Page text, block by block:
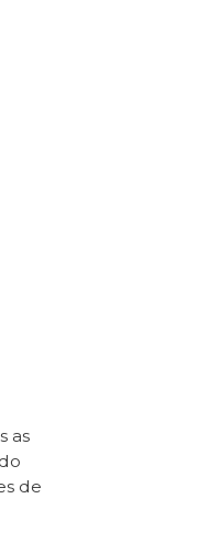
as
de